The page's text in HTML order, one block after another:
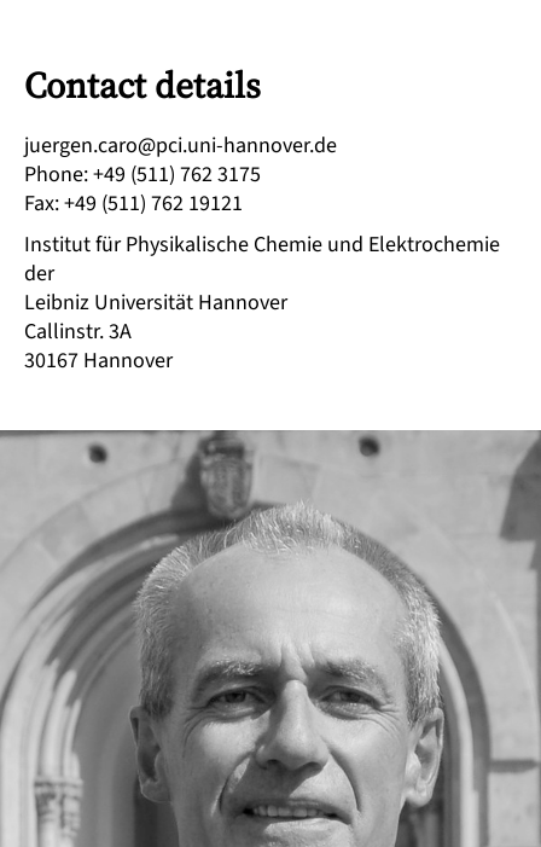
Contact details
ed.revonnah-inu.icp@orac.negreuj
Phone:+49 (511) 762 3175
Fax:+49 (511) 762 19121
Institut für Physikalische Chemie und Elektrochemie
der
Leibniz Universität Hannover
Callinstr. 3A
30167 Hannover